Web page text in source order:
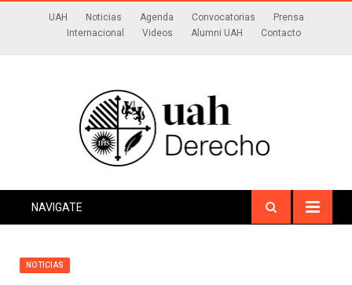
UAH Noticias Agenda Convocatorias
Prensa
Internacional
Videos Alumni UAH Contacto
NAVIGATE
NOTICIAS